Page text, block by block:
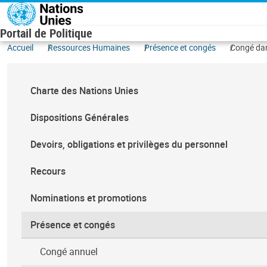
Aller au contenu principal
Portail de Politique
Accueil Ressources Humaines Présence et congés Congé
Charte des Nations Unies
Dispositions Générales
Devoirs, obligations et privilèges du personnel
Recours
Nominations et promotions
Présence et congés
Congé annuel